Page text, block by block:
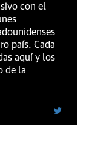
con el
país. Cada
aquí y los
de la